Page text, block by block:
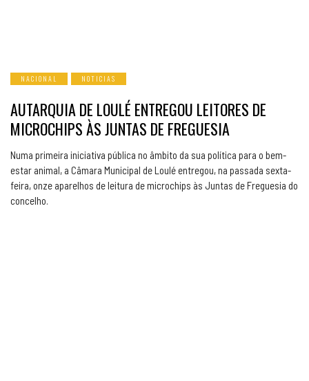
NACIONAL NOTICIAS
AUTARQUIA DE LOULÉ ENTREGOU LEITORES DE
MICROCHIPS ÀS JUNTAS DE FREGUESIA
Numa primeira iniciativa pública no âmbito da sua política para o bem-
estar animal, a Câmara Municipal de Loulé entregou, na passada sexta-
feira, onze aparelhos de leitura de microchips às Juntas de Freguesia do
concelho.